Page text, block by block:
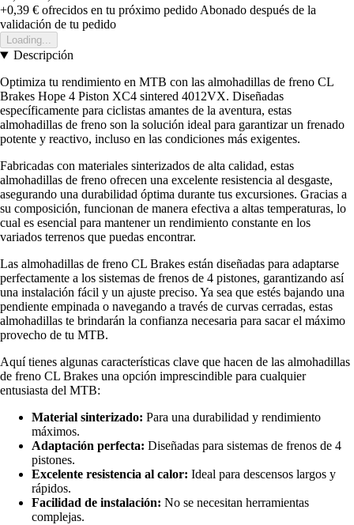
+0,39 € ofrecidos en tu próximo pedido Abonado después de la
validación de tu pedido
Loading...
Descripción
Optimiza tu rendimiento en MTB con las almohadillas de freno CL
Brakes Hope 4 Piston XC4 sintered 4012VX. Diseñadas
específicamente para ciclistas amantes de la aventura, estas
almohadillas de freno son la solución ideal para garantizar un frenado
potente y reactivo, incluso en las condiciones más exigentes.
Fabricadas con materiales sinterizados de alta calidad, estas
almohadillas de freno ofrecen una excelente resistencia al desgaste,
asegurando una durabilidad óptima durante tus excursiones. Gracias a
su composición, funcionan de manera efectiva a altas temperaturas, lo
cual es esencial para mantener un rendimiento constante en los
variados terrenos que puedas encontrar.
Las almohadillas de freno CL Brakes están diseñadas para adaptarse
perfectamente a los sistemas de frenos de 4 pistones, garantizando así
una instalación fácil y un ajuste preciso. Ya sea que estés bajando una
pendiente empinada o navegando a través de curvas cerradas, estas
almohadillas te brindarán la confianza necesaria para sacar el máximo
provecho de tu MTB.
Aquí tienes algunas características clave que hacen de las almohadillas
de freno CL Brakes una opción imprescindible para cualquier
entusiasta del MTB:
Material sinterizado: Para una durabilidad y rendimiento
máximos.
Adaptación perfecta: Diseñadas para sistemas de frenos de 4
pistones.
Excelente resistencia al calor: Ideal para descensos largos y
rápidos.
Facilidad de instalación: No se necesitan herramientas
complejas.